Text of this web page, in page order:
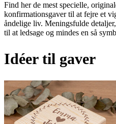
Find her de mest specielle,
konfirmationsgaver til at fejre et
åndelige liv. Meningsfulde
til at ledsage og mindes en så
Idéer til gaver